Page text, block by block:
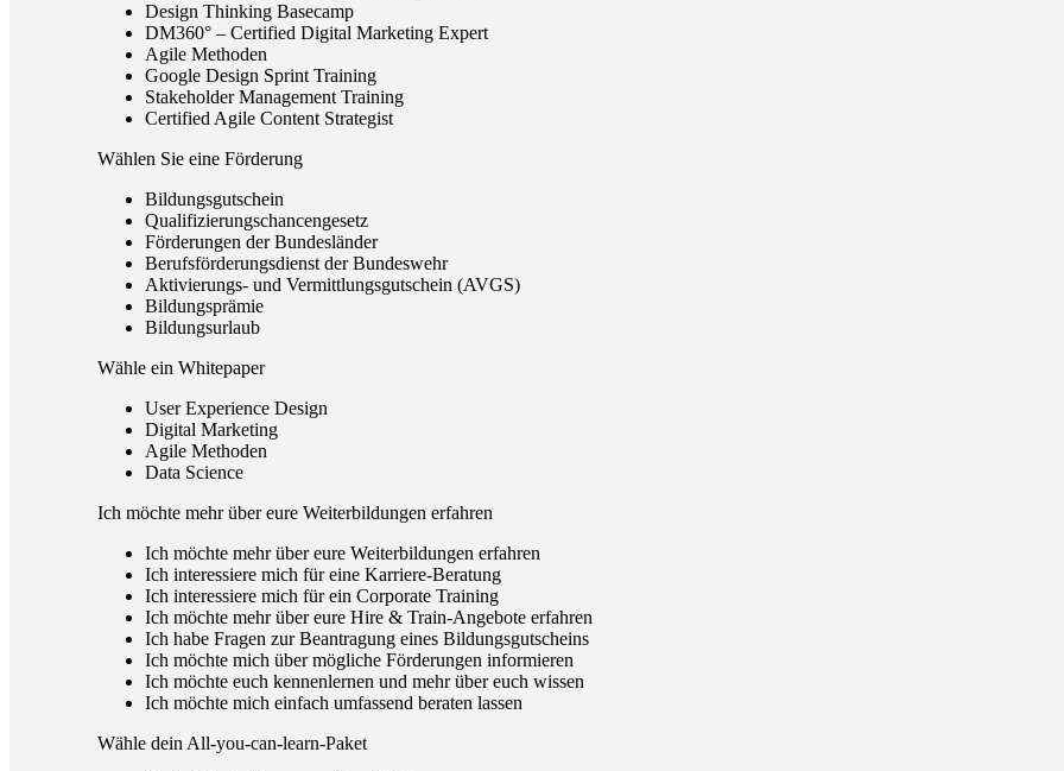
Design Thinking Basecamp
DM360° – Certified Digital Marketing Expert
Agile Methoden
Google Design Sprint Training
Stakeholder Management Training
Certified Agile Content Strategist
Wählen Sie eine Förderung
Bildungsgutschein
Qualifizierungschancengesetz
Förderungen der Bundesländer
Berufsförderungsdienst der Bundeswehr
Aktivierungs- und Vermittlungsgutschein (AVGS)
Bildungsprämie
Bildungsurlaub
Wähle ein Whitepaper
User Experience Design
Digital Marketing
Agile Methoden
Data Science
Ich möchte mehr über eure Weiterbildungen erfahren
Ich möchte mehr über eure Weiterbildungen erfahren
Ich interessiere mich für eine Karriere-Beratung
Ich interessiere mich für ein Corporate Training
Ich möchte mehr über eure Hire & Train-Angebote erfahren
Ich habe Fragen zur Beantragung eines Bildungsgutscheins
Ich möchte mich über mögliche Förderungen informieren
Ich möchte euch kennenlernen und mehr über euch wissen
Ich möchte mich einfach umfassend beraten lassen
Wähle dein All-you-can-learn-Paket